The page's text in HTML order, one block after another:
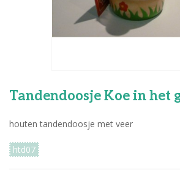
Tandendoosje Koe in het
houten tandendoosje met veer
htd07